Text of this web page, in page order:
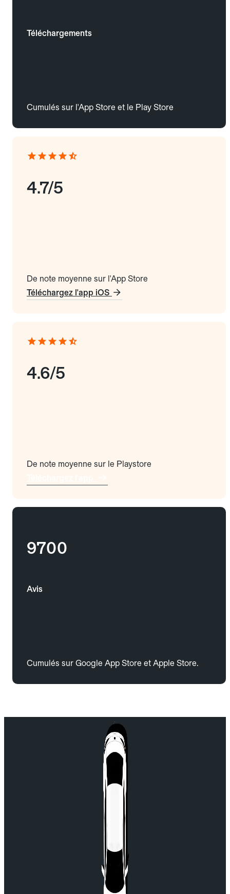
Téléchargements
Cumulés sur l'App Store et le Play Store
4.7/5
De note moyenne sur l'App Store
Téléchargez l'app iOS
4.6/5
De note moyenne sur le Playstore
9700
Avis
Cumulés sur Google App Store et Apple Store.